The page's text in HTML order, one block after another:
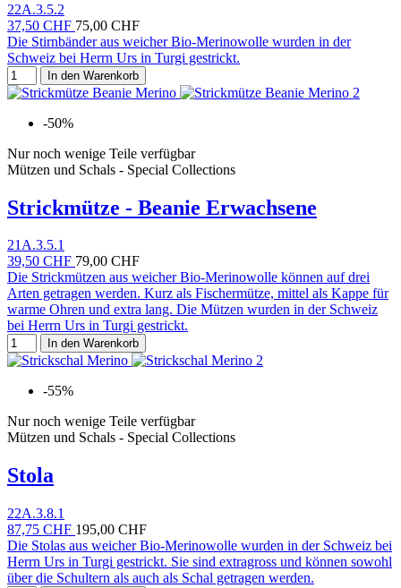
22A.3.5.2
37,50 CHF 75,00 CHF
Die Stirnbänder aus weicher Bio-Merinowolle wurden in der
Schweiz bei Herrn Urs in Turgi gestrickt.
In den Warenkorb
-50%
Nur noch wenige Teile verfügbar
Mützen und Schals - Special Collections
Strickmütze - Beanie Erwachsene
21A.3.5.1
39,50 CHF 79,00 CHF
Die Strickmützen aus weicher Bio-Merinowolle können auf drei
Arten getragen werden. Kurz als Fischermütze, mittel als Kappe für
warme Ohren und extra lang. Die Mützen wurden in der Schweiz
bei Herrn Urs in Turgi gestrickt.
In den Warenkorb
-55%
Nur noch wenige Teile verfügbar
Mützen und Schals - Special Collections
Stola
22A.3.8.1
87,75 CHF 195,00 CHF
Die Stolas aus weicher Bio-Merinowolle wurden in der Schweiz bei
Herrn Urs in Turgi gestrickt. Sie sind extragross und können sowohl
über die Schultern als auch als Schal getragen werden.